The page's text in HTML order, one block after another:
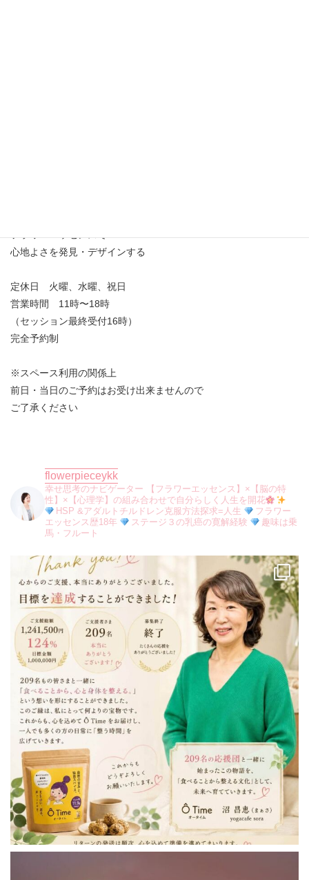
心地よさを発見・デザインする
定休日 火曜、水曜、祝日
営業時間 11時〜18時
（セッション最終受付16時）
完全予約制
※スペース利用の関係上
前日・当日のご予約はお受け出来ませんので
ご了承ください
flowerpieceykk
幸せ思考のナビゲーター 【フラワーエッセンス】×【脳の特
性】×【心理学】の組み合わせで自分らしく人生を開花
HSP &アダルトチルドレン克服方法探求=人生
フラワー
エッセンス歴18年
ステージ３の乳癌の寛解経験
趣味は乗
馬・フルート